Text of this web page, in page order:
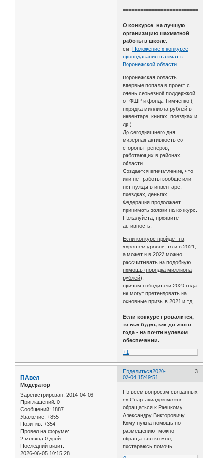
О конкурсе на лучшую
организацию шахматной
работы в школе.
см.Положение о конкурсе
преподавания шахмат в
Воронежской области
Воронежская область
впервые попала в проект с
очень серьезной поддержкой
от ФШР и фонда Тимченко (
порядка миллиона рублей в
инвентаре, книгах, поездках и
др.).
До сегодняшнего дня
мизерная активность со
стороны тренеров,
работающих в районах
области.
Создается впечатление, что
или нет работы вообще или
нет нужды в инвентаре,
поездках, деньгах.
Федерация продолжает
принимать заявки на конкурс.
Пожалуйста, проявите
активность.
Если конкурс пройдет на
хорошем уровне, то и в 2021,
а может и в 2022 можно
рассчитывать на подобную
помощь (порядка миллиона
рублей),
причем победители 2020 года
не могут претендовать на
основные призы в 2021 и тд.
Если конкурс провалится,
то все будет, как до этого
года - на почти нулевом
обеспечении.
+1
Поделиться 3
2020-
02-04 15:49:51
ПАвел
Модератор
Зарегистрирован: 2014-04-06
Приглашений: 0
Сообщений: 1887
Уважение: +855
Позитив: +354
Провел на форуме:
2 месяца 0 дней
Последний визит:
2026-06-05 10:15:28
По всем вопросам связанных
со Спартакиадой можно
обращаться к Раецкому
Александру Викторовичу.
Кому нужна помощь по
размещению- можно
обращаться ко мне,
постараюсь помочь.